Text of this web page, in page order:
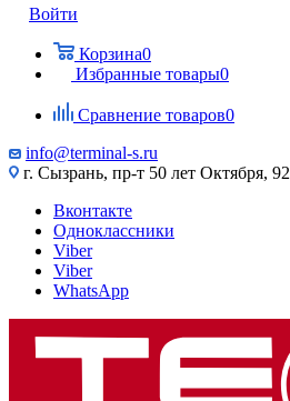
Войти
Корзина0
Избранные товары0
Сравнение товаров0
info@terminal-s.ru
г. Сызрань, пр-т 50 лет Октября, 92
Вконтакте
Одноклассники
Viber
Viber
WhatsApp